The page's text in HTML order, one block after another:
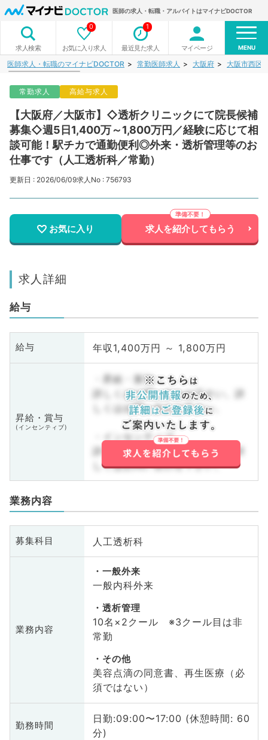
医師の求人・転職・アルバイトはマイナビDOCTOR
求人検索 お気に入り求人
0
最近見た求人
1
マイページ MENU
医師求人・転職のマイナビDOCTOR 常勤医師求人 大阪府 大阪市西区
常勤求人 高給与求人
【大阪府／大阪市】◇透析クリニックにて院長候補
募集◇週5日1,400万～1,800万円／経験に応じて相
談可能！駅チカで通勤便利◎外来・透析管理等のお
仕事です（人工透析科／常勤）
更新日 : 2026/06/09求人No : 756793
お気に入り 求人を紹介してもらう
求人詳細
給与
給与 年収1,400万円 ～ 1,800万円
昇給・賞与
(インセンティブ)
・昇給・賞与
詳しくはお問い合わせ下さい。詳
しくはお問い合わせ下さい。
・インセンティブ
詳しくはお問い合わせ下さい。詳
しくはお問い合わせ下さい。
業務内容
募集科目 人工透析科
業務内容
一般外来
一般内科外来
透析管理
10名×2クール ※3クール目は非
常勤
その他
美容点滴の同意書、再生医療（必
須ではない）
勤務時間
日勤:09:00〜17:00 (休憩時間: 60
分)